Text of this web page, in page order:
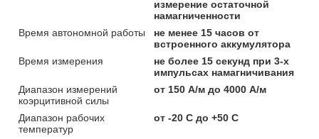
измерение остаточной
намагниченности
Время автономной работы
не менее 15 часов от
встроенного аккумулятора
Время измерения
не более 15 секунд при 3-х
импульсах намагничивания
Диапазон измерений
коэрцитивной силы
от 150 А/м до 4000 А/м
Диапазон рабочих
температур
от -20 C до +50 C